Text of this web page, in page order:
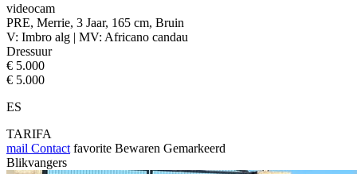
videocam
PRE, Merrie, 3 Jaar, 165 cm, Bruin
V: Imbro alg | MV: Africano candau
Dressuur
€ 5.000
€ 5.000
ES
TARIFA
mail Contact favorite Bewaren Gemarkeerd
Blikvangers